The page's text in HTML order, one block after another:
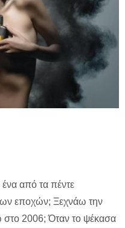
ένα από τα πέντε
εποχών; Ξεχνάω την
2006; Όταν το ψέκασα